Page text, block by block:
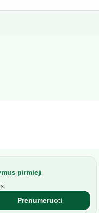
pirmieji
Prenumeruoti